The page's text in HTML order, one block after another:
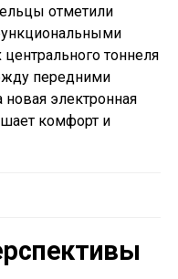
отметили
тоннеля
передними
электронная
комфорт и